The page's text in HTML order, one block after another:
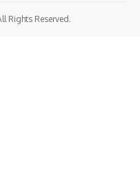
Rights Reserved.